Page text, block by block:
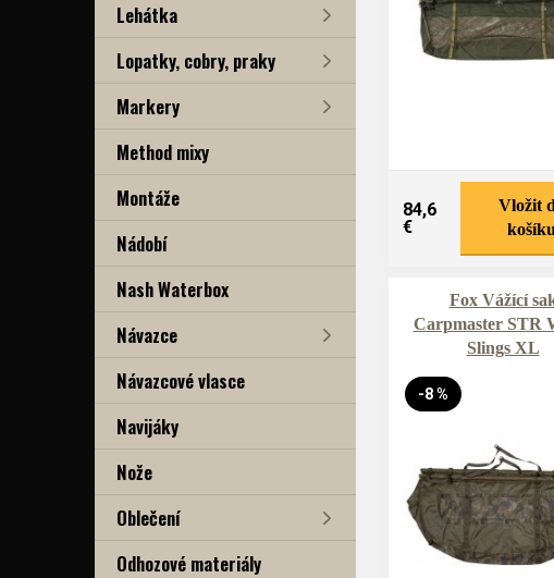
Lehátka
Lopatky, cobry, praky
Markery
Method mixy
Montáže
Nádobí
Nash Waterbox
Návazce
Návazcové vlasce
Navijáky
Nože
Oblečení
Odhozové materiály
84,6
€
Vložit
košíku
Fox Vážící
Carpmaster STR
Slings XL
-8 %